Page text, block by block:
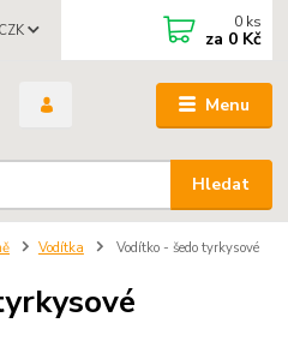
Menu
CZK
Hledat
0 ks
za 0 Kč
Vodítka Vodítko - šedo tyrkysové